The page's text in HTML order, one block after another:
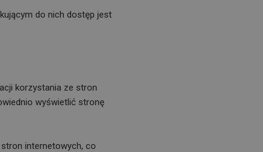
do nich dostęp jest
korzystania ze stron
wyświetlić stronę
internetowych, co